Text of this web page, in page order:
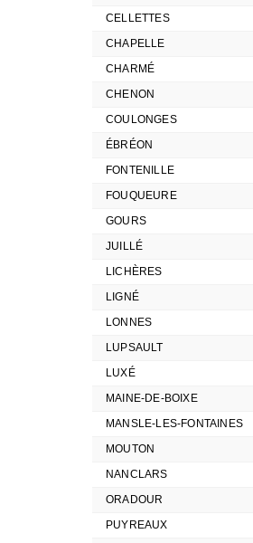
CELLETTES
CHAPELLE
CHARMÉ
CHENON
COULONGES
ÉBRÉON
FONTENILLE
FOUQUEURE
GOURS
JUILLÉ
LICHÈRES
LIGNÉ
LONNES
LUPSAULT
LUXÉ
MAINE-DE-BOIXE
MANSLE-LES-FONTAINES
MOUTON
NANCLARS
ORADOUR
PUYREAUX